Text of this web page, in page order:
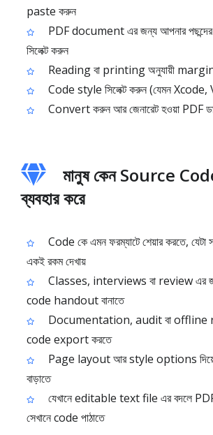
paste করুন
PDF document এর জন্য আপনার
সিলেক্ট করুন
Reading বা printing অনুযায়ী
Code style সিলেক্ট করুন (যেমন Xcode,
Convert করুন আর জেনারেট হওয়া PDF
মানুষ কেন Source
ব্যবহার করে
Code কে এমন ফরম্যাটে শেয়ার করতে, যেটা
একই রকম দেখায়
Classes, interviews বা review এর
code handout বানাতে
Documentation, audit বা offline
code export করতে
Page layout আর style options
বাড়াতে
যেখানে editable text file এর বদলে PDF
সেখানে code পাঠাতে